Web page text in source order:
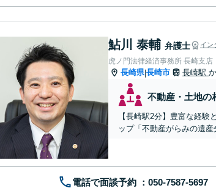
鮎川 泰輔 弁護士 イン
虎ノ門法律経済事務所 長崎支店
長崎県|長崎市 長崎駅
不動産・土地の
【長崎駅2分】豊富な経
ップ「不動産がらみの遺
電話で面談予約